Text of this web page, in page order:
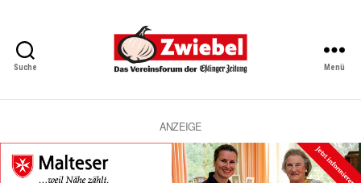
Suche
Vereinsforum
Eßlinger
Zeitung
Menü
ANZEIGE